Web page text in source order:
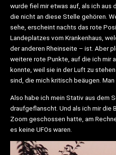
wurde fiel mir etwas auf, als ich aus
die nicht an diese Stelle gehören.
sehe, erscheint nachts das rote
Landeplatzes vom Krankenhaus,
der anderen Rheinseite – ist. Aber
weitere rote Punkte, auf die ich mir
konnte, weil sie in der Luft zu
sind, die mich kritisch beäugen. Man
Also habe ich mein Stativ aus dem
draufgeflanscht. Und als ich mir die
Zoom geschossen hatte, am
es keine UFOs waren.